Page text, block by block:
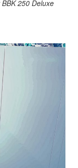
250 Deluxe